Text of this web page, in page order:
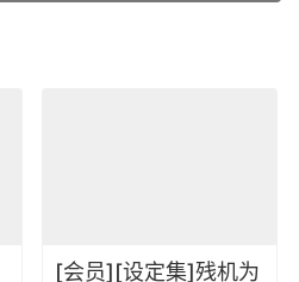
[会员][设定集]残机为